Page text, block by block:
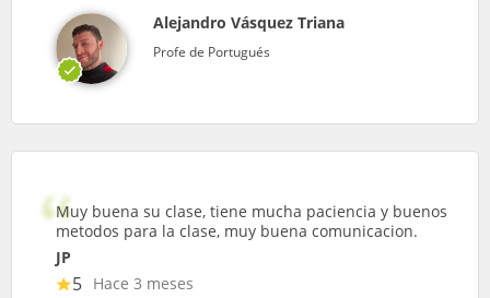
Alejandro Vásquez Triana
Profe de Portugués
Muy buena su clase, tiene mucha paciencia y buenos
metodos para la clase, muy buena comunicacion.
JP
5 Hace 3 meses